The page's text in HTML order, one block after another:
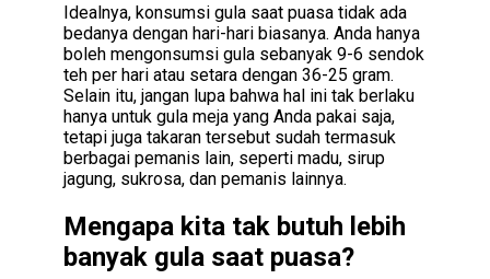
Idealnya, konsumsi gula saat puasa tidak ada
bedanya dengan hari-hari biasanya. Anda hanya
boleh mengonsumsi gula sebanyak 9-6 sendok
teh per hari atau setara dengan 36-25 gram.
Selain itu, jangan lupa bahwa hal ini tak berlaku
hanya untuk gula meja yang Anda pakai saja,
tetapi juga takaran tersebut sudah termasuk
berbagai pemanis lain, seperti madu, sirup
jagung, sukrosa, dan pemanis lainnya.
Mengapa kita tak butuh lebih
banyak gula saat puasa?